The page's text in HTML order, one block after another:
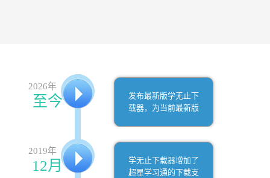
2026年
至今
发布最新版学无止下
载器，为当前最新版
2019年
12月
学无止下载器增加了
超星学习通的下载支